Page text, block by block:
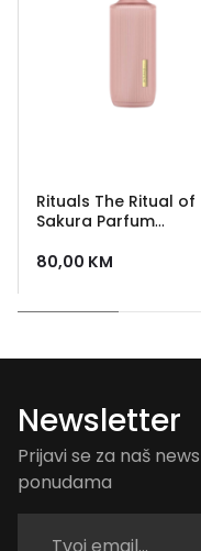
Rituals The Ritual of
Sakura Parfum
sprej za prostor
80,00 KM
Newsletter
Prijavi se za naš
ponudama